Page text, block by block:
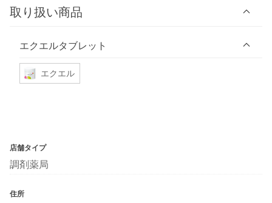
取り扱い商品
エクエルタブレット
エクエル
店舗タイプ
調剤薬局
住所